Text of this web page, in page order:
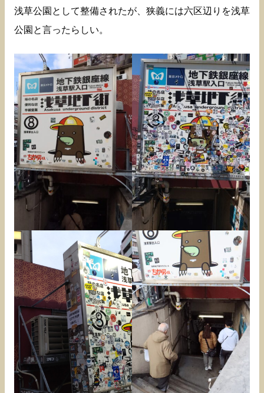
浅草公園として整備されたが、狭義には六区辺りを浅草
公園と言ったらしい。